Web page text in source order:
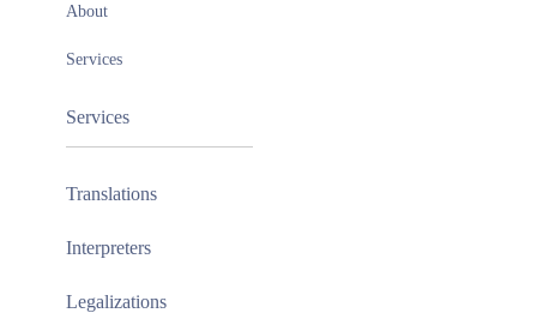
About
Services
Services
Translations
Interpreters
Legalizations